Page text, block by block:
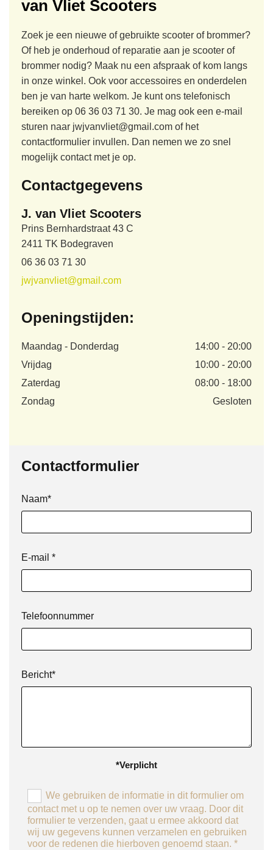
van Vliet Scooters
Zoek je een nieuwe of gebruikte scooter of brommer?
Of heb je onderhoud of reparatie aan je scooter of
brommer nodig? Maak nu een afspraak of kom langs
in onze winkel. Ook voor accessoires en onderdelen
ben je van harte welkom. Je kunt ons telefonisch
bereiken op 06 36 03 71 30. Je mag ook een e-mail
sturen naar jwjvanvliet@gmail.com of het
contactformulier invullen. Dan nemen we zo snel
mogelijk contact met je op.
Contactgegevens
J. van Vliet Scooters
Prins Bernhardstraat 43 C
2411 TK Bodegraven
06 36 03 71 30
jwjvanvliet@gmail.com
Openingstijden:
Maandag - Donderdag
14:00 - 20:00
Vrijdag
10:00 - 20:00
Zaterdag
08:00 - 18:00
Zondag
Gesloten
Contactformulier
Naam*
E-mail *
Telefoonnummer
Bericht*
*Verplicht
We gebruiken de informatie in dit formulier om
contact met u op te nemen over uw vraag. Door dit
formulier te verzenden, gaat u ermee akkoord dat
wij uw gegevens kunnen verzamelen en gebruiken
voor de redenen die hierboven genoemd staan. *